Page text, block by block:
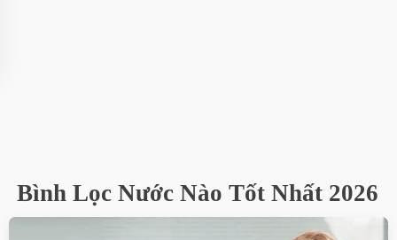
Bình Lọc Nước Nào Tốt Nhất 2026